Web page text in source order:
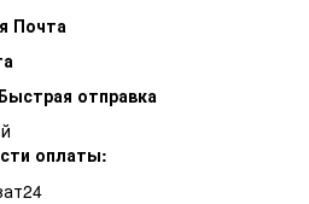
Почта
Быстрая отправка
оплаты: